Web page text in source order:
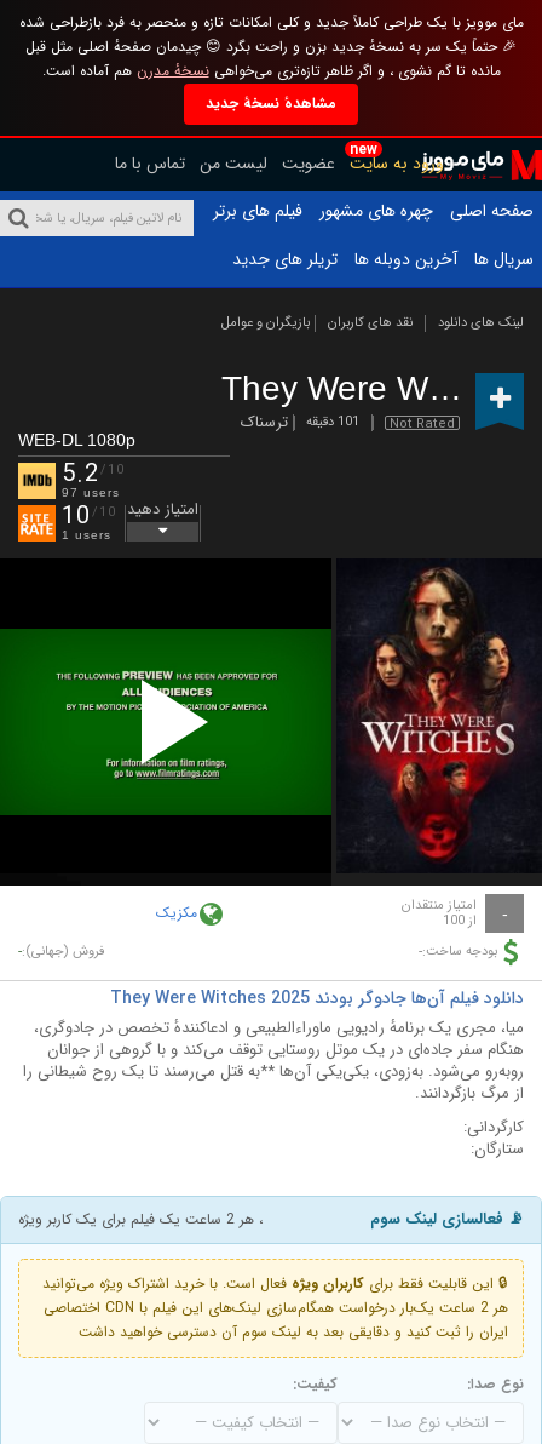
مای موویز با یک طراحی کاملاً جدید و کلی امکانات تازه و منحصر به فرد بازطراحی شده
🎉 حتماً یک سر به نسخهٔ جدید بزن و راحت بگرد 😊 چیدمان صفحهٔ اصلی مثل قبل
مانده تا گم نشوی ، و اگر ظاهر تازه‌تری می‌خواهینسخهٔ مدرن هم آماده است.
مشاهدهٔ نسخهٔ جدید
new
ورود به سایت عضویت لیست من تماس با ما
صفحه اصلی
چهره های مشهور
فیلم های برتر
سریال ها
آخرین دوبله ها تریلر های جدید
لینک های دانلود نقد های کاربران بازیگران و عوامل
They Were Witches
Not Rated 101 دقیقه ترسناک
WEB-DL 1080p
5.2 /10
97 users
10 /10
1 users
امتیاز دهید
Play
Video
- امتیاز منتقدان
از 100 مکزیک
بودجه ساخت:- فروش (جهانی):-
دانلود فیلم آن‌ها جادوگر بودند They Were Witches 2025
میا، مجری یک برنامهٔ رادیویی ماوراءالطبیعی و ادعاکنندهٔ تخصص در جادوگری،
هنگام سفر جاده‌ای در یک موتل روستایی توقف می‌کند و با گروهی از جوانان
روبه‌رو می‌شود. به‌زودی، یکی‌یکی آن‌ها **به قتل می‌رسند تا یک روح شیطانی را
از مرگ بازگردانند.
کارگردانی:
ستارگان:
📡 فعالسازی لینک سوم ، هر 2 ساعت یک فیلم برای یک کاربر ویژه
🔒 این قابلیت فقط برای کاربران ویژه فعال است. با خرید اشتراک ویژه می‌توانید
هر 2 ساعت یک‌بار درخواست همگام‌سازی لینک‌های این فیلم با CDN اختصاصی
ایران را ثبت کنید و دقایقی بعد به لینک سوم آن دسترسی خواهید داشت
نوع صدا: کیفیت: